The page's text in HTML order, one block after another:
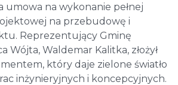
umowa na wykonanie pełnej
na przebudowę i
Reprezentujący Gminę
Wójta, Waldemar Kalitka, złożył
który daje zielone światło
inżynieryjnych i koncepcyjnych.